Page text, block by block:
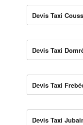
Devis Taxi
Devis Taxi
Devis Taxi
Devis Taxi